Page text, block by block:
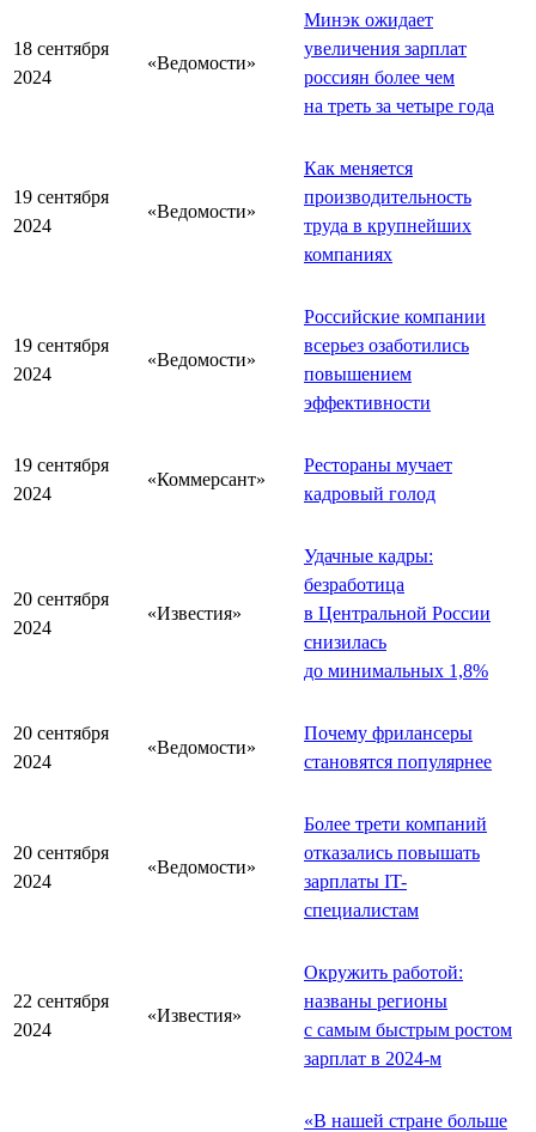
18 сентября
2024
«Ведомости»
Минэк ожидает
увеличения зарплат
россиян более чем
на треть за четыре года
19 сентября
2024
«Ведомости»
Как меняется
производительность
труда в крупнейших
компаниях
19 сентября
2024
«Ведомости»
Российские компании
всерьез озаботились
повышением
эффективности
19 сентября
2024
«Коммерсант»
Рестораны мучает
кадровый голод
20 сентября
2024
«Известия»
Удачные кадры:
безработица
в Центральной России
снизилась
до минимальных 1,8%
20 сентября
2024
«Ведомости»
Почему фрилансеры
становятся популярнее
20 сентября
2024
«Ведомости»
Более трети компаний
отказались повышать
зарплаты IT-
специалистам
22 сентября
2024
«Известия»
Окружить работой:
названы регионы
с самым быстрым ростом
зарплат в 2024-м
«В нашей стране больше